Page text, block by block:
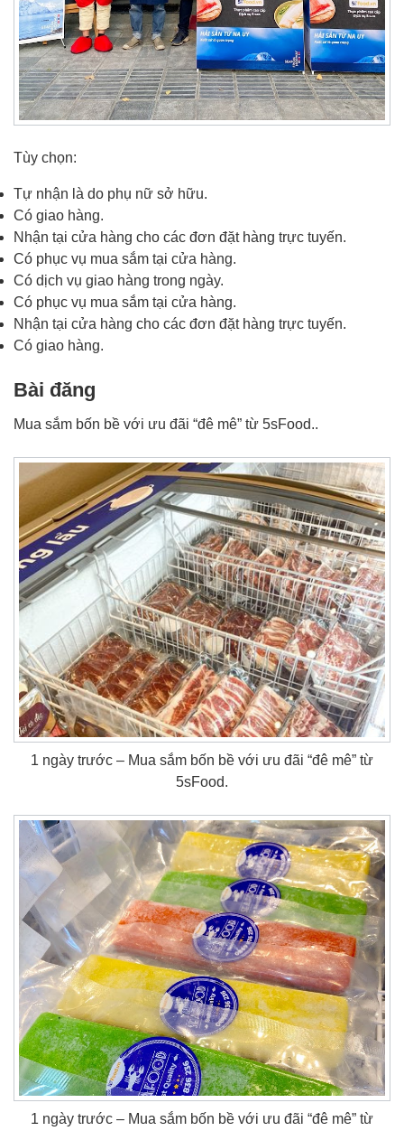
Tùy chọn:
Tự nhận là do phụ nữ sở hữu.
Có giao hàng.
Nhận tại cửa hàng cho các đơn đặt hàng trực tuyến.
Có phục vụ mua sắm tại cửa hàng.
Có dịch vụ giao hàng trong ngày.
Có phục vụ mua sắm tại cửa hàng.
Nhận tại cửa hàng cho các đơn đặt hàng trực tuyến.
Có giao hàng.
Bài đăng
Mua sắm bốn bề với ưu đãi “đê mê” từ 5sFood..
1 ngày trước – Mua sắm bốn bề với ưu đãi “đê mê” từ
5sFood.
1 ngày trước – Mua sắm bốn bề với ưu đãi “đê mê” từ